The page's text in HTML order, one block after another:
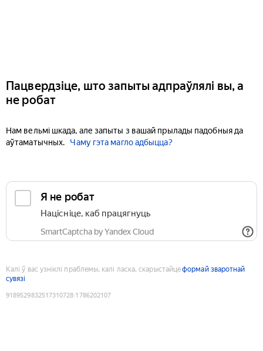
Пацвердзіце, што запыты адпраўлялі вы, а
не робат
Нам вельмі шкада, але запыты з вашай прылады падобныя да
аўтаматычных.
Чаму гэта магло адбыцца?
Я не робат
Націсніце, каб працягнуць
SmartCaptcha by Yandex Cloud
Калі ў вас узніклі праблемы, калі ласка, скарыстайцеформай зваротнай
сувязі
9189529832517310728:1786202107